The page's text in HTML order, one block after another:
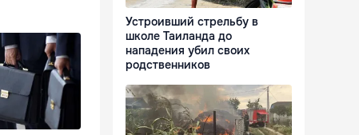
Устроивший стрельбу в
школе Таиланда до
нападения убил своих
родственников